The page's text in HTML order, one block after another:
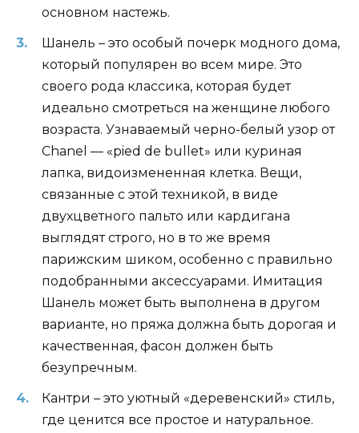
основном настежь.
Шанель – это особый почерк модного дома,
который популярен во всем мире. Это
своего рода классика, которая будет
идеально смотреться на женщине любого
возраста. Узнаваемый черно-белый узор от
Chanel — «pied de bullet» или куриная
лапка, видоизмененная клетка. Вещи,
связанные с этой техникой, в виде
двухцветного пальто или кардигана
выглядят строго, но в то же время
парижским шиком, особенно с правильно
подобранными аксессуарами. Имитация
Шанель может быть выполнена в другом
варианте, но пряжа должна быть дорогая и
качественная, фасон должен быть
безупречным.
Кантри – это уютный «деревенский» стиль,
где ценится все простое и натуральное.